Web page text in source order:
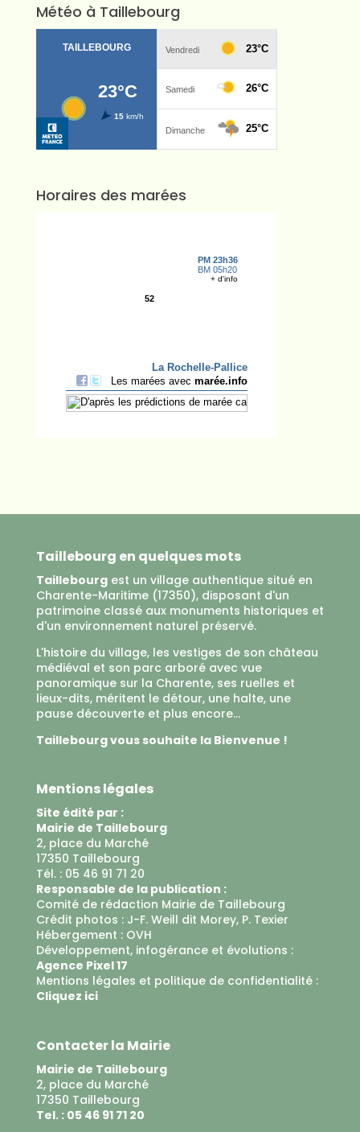
Météo à Taillebourg
Horaires des marées
Taillebourg en quelques mots
Taillebourgest un village authentique situé en
Charente-Maritime (17350), disposant d'un
patrimoine classé aux monuments historiques et
d'un environnement naturel préservé.
L'histoire du village, les vestiges de son château
médiéval et son parc arboré avec vue
panoramique sur la Charente, ses ruelles et
lieux-dits, méritent le détour, une halte, une
pause découverte et plus encore...
Taillebourg vous souhaite la Bienvenue !
Mentions légales
Site édité par :
Mairie de Taillebourg
2, place du Marché
17350 Taillebourg
Tél. : 05 46 91 71 20
Responsable de la publication :
Comité de rédaction Mairie de Taillebourg
Crédit photos : J-F. Weill dit Morey, P. Texier
Hébergement : OVH
Développement, infogérance et évolutions :
Agence Pixel 17
Mentions légales et politique de confidentialité :
Cliquez ici
Contacter la Mairie
Mairie de Taillebourg
2, place du Marché
17350 Taillebourg
Tel. : 05 46 91 71 20